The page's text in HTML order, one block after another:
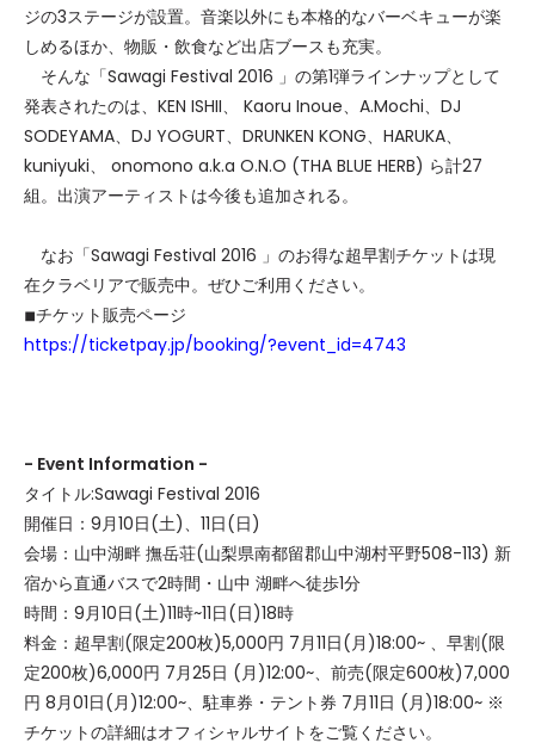
ジの3ステージが設置。音楽以外にも本格的なバーベキューが楽
しめるほか、物販・飲食など出店ブースも充実。
そんな「Sawagi Festival 2016 」の第1弾ラインナップとして
発表されたのは、KEN ISHII、 Kaoru Inoue、A.Mochi、DJ
SODEYAMA、DJ YOGURT、DRUNKEN KONG、HARUKA、
kuniyuki、 onomono a.k.a O.N.O (THA BLUE HERB) ら計27
組。出演アーティストは今後も追加される。
なお「Sawagi Festival 2016 」のお得な超早割チケットは現
在クラベリアで販売中。ぜひご利用ください。
◾︎チケット販売ページ
https://ticketpay.jp/booking/?event_id=4743
- Event Information -
タイトル:Sawagi Festival 2016
開催日：9月10日(土)、11日(日)
会場：山中湖畔 撫岳荘(山梨県南都留郡山中湖村平野508-113) 新
宿から直通バスで2時間・山中 湖畔へ徒歩1分
時間：9月10日(土)11時~11日(日)18時
料金：超早割(限定200枚)5,000円 7月11日(月)18:00~ 、早割(限
定200枚)6,000円 7月25日 (月)12:00~、前売(限定600枚)7,000
円 8月01日(月)12:00~、駐車券・テント券 7月11日 (月)18:00~ ※
チケットの詳細はオフィシャルサイトをご覧ください。